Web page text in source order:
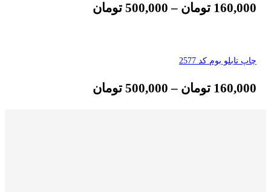
160,000 تومان –
500,000 تومان
چاپ تابلو بوم کد 2577
160,000 تومان –
500,000 تومان